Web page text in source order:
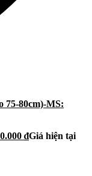
75-80cm)-MS:
₫Giá hiện tại